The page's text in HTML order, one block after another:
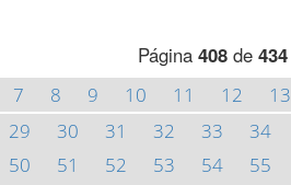
Página 408de 434
7 8 9 10 11 12 13
29 30 31 32 33 34
50 51 52 53 54 55